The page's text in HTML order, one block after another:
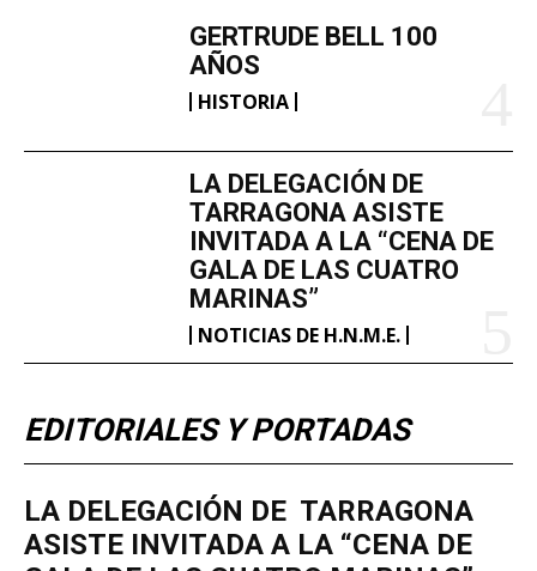
GERTRUDE BELL 100
AÑOS
HISTORIA
LA DELEGACIÓN DE
TARRAGONA ASISTE
INVITADA A LA “CENA DE
GALA DE LAS CUATRO
MARINAS”
NOTICIAS DE H.N.M.E.
EDITORIALES Y PORTADAS
LA DELEGACIÓN DE TARRAGONA
ASISTE INVITADA A LA “CENA DE